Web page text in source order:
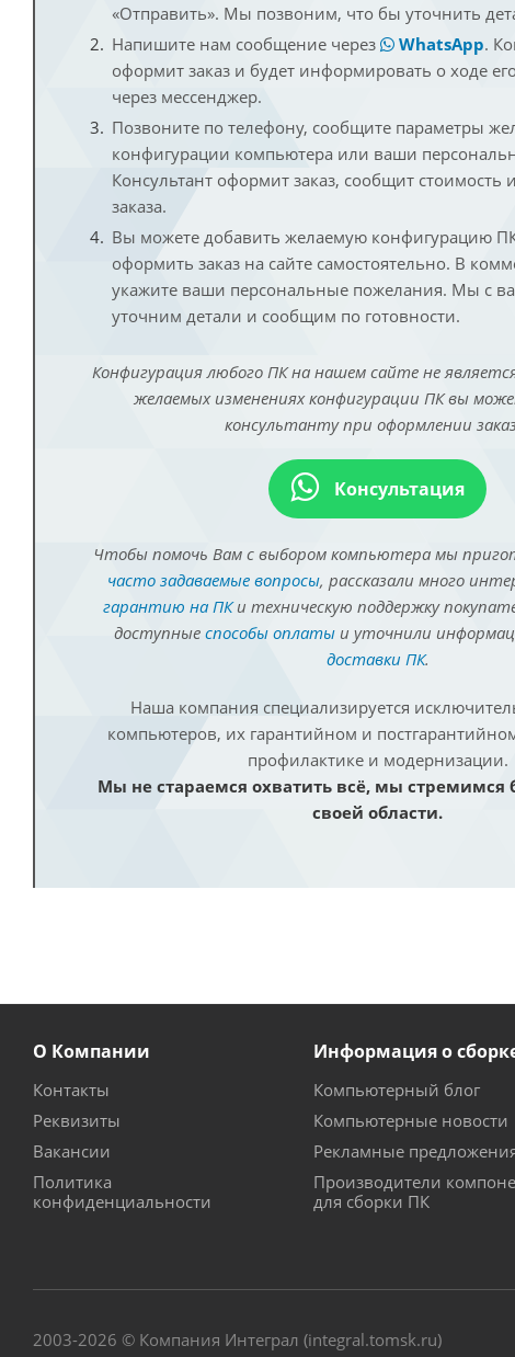
«Отправить». Мы позвоним, что бы уточнить
Напишите нам сообщение через
WhatsApp.
оформит заказ и будет информировать о ходе
через мессенджер.
Позвоните по телефону, сообщите параметры
конфигурации компьютера или ваши
Консультант оформит заказ, сообщит стоимость
заказа.
Вы можете добавить желаемую конфигурацию
оформить заказ на сайте самостоятельно. В
укажите ваши персональные пожелания. Мы с
уточним детали и сообщим по готовности.
Конфигурация любого ПК на нашем сайте не
желаемых изменениях конфигурации ПК вы
консультанту при оформлении
Консультация
Чтобы помочь Вам с выбором компьютера мы
часто задаваемые вопросы, рассказали много
гарантию на ПКи техническую поддержку
доступные способы оплатыи уточнили
доставки ПК.
Наша компания специализируется
компьютеров, их гарантийном и
профилактике и модернизации.
Мы не стараемся охватить всё, мы
своей области.
О Компании
Контакты
Реквизиты
Вакансии
Политика
конфиденциальности
Информация о
Компьютерный блог
Компьютерные новости
Рекламные
Производители
для сборки ПК
2003-2026 © Компания Интеграл (integral.tomsk.ru)